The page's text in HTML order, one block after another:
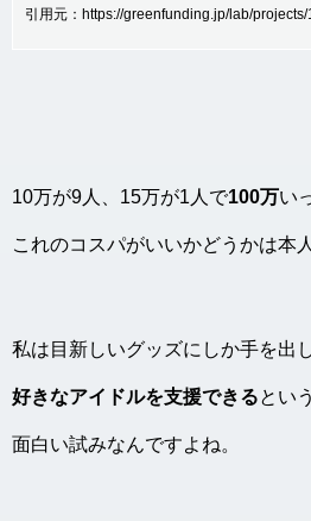
引用元：https://greenfunding.jp/lab/
10万が9人、15万が1人で100万い
これのコスパがいいかどうかは本
私は目新しいグッズにしか手を出
好きなアイドルを支援できるとい
面白い試みなんですよね。